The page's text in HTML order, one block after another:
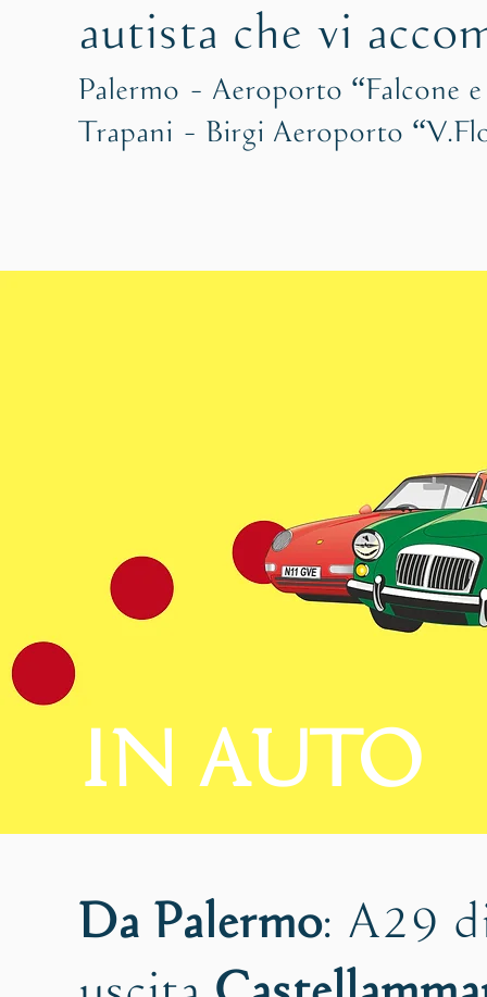
autista che vi
Palermo - Aeroporto “Falcone
Trapani - Birgi Aeroporto
IN AUTO
Da Palermo: A29